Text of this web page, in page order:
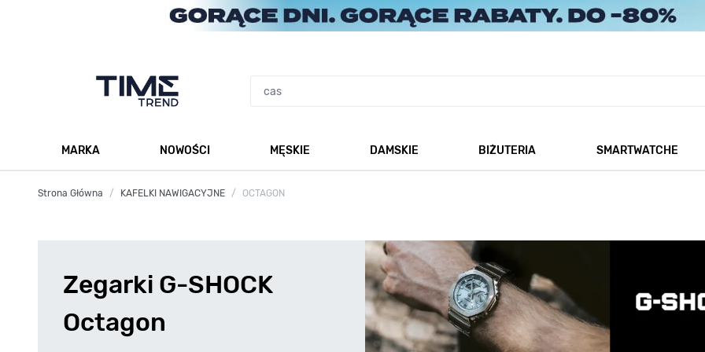
MARKA
NOWOŚCI
MĘSKIE
DAMSKIE
BIŻUTERIA
SMARTWATCHE
Strona Główna / KAFELKI NAWIGACYJNE / OCTAGON
Zegarki G-SHOCK
Octagon